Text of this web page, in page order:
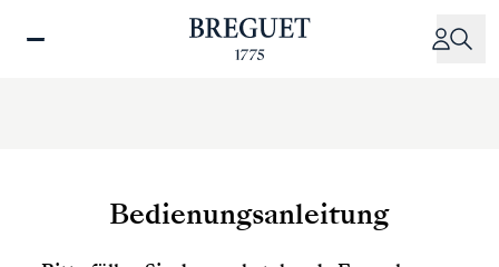
zum
Bedienungsanleitung